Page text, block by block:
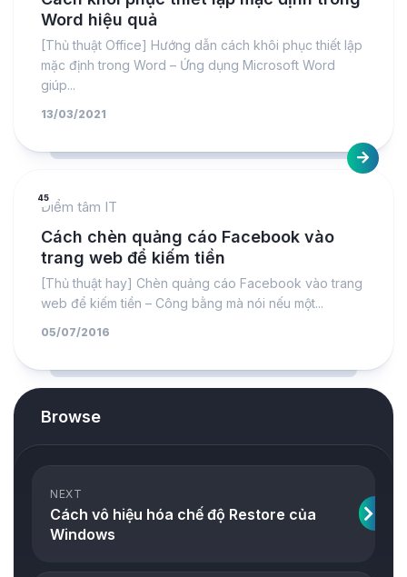
Word hiệu quả
[Thủ thuật Office] Hướng dẫn cách khôi phục thiết lập
mặc định trong Word – Ứng dụng Microsoft Word
giúp...
13/03/2021
45
Điểm tâm IT
Cách chèn quảng cáo Facebook vào
trang web để kiếm tiền
[Thủ thuật hay] Chèn quảng cáo Facebook vào trang
web để kiếm tiền – Công bằng mà nói nếu một...
05/07/2016
Browse
NEXT
Cách vô hiệu hóa chế độ Restore của
Windows